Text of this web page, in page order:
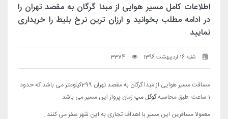
اطلاعات کامل مسیر هوایی از مبدا گرگان به مقصد تهران را
در ادامه مطلب بخوانید و ارزان ترین نرخ بلیط را خریداری
نمایید
شنبه 16 اردیبهشت 1396 3374
مسافت مسیر هوایی از مبدا گرگان به مقصد تهران 299کیلومتر می باشد که حدود
1 ساعت طبق محاسبه
گوگل مپ زمان پرواز این مسیر می باشد.
معمولا مسافرین این مسیر با اهداف تجاری به این شهر سفر می کنند .